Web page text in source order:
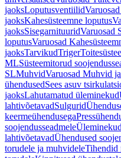
jaoksLoputusventiilid
jaoksKahesüsteemne loputus
jaoksSisegarnituuridVaruosad
loputusVaruosad
jaoksTarvikudTriger
MLSüsteemitorud
SLMuhvidVaruosad Muhvid
ühendusedSees asuv
jaoksLahutamatud üleminekud
lahtivõetavadSulgurid
keermeühendusega
soojendusseadmele
lahtivõetavadÜhendused
torudele ja muhvideleTihendid